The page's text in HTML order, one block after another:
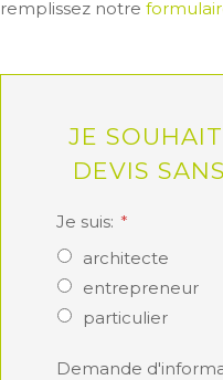
remplissez notre
JE
DEVIS
Je suis:
architecte
entrepreneur
particulier
Demande